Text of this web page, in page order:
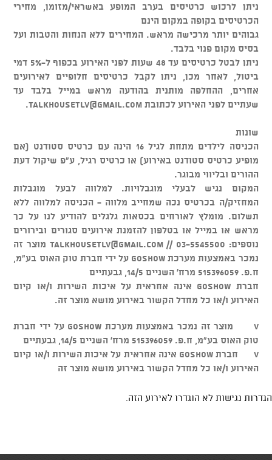
ניתן לרכוש כרטיסים בערב המופע באשראי/מזומן, מחירי
הכרטיסים בקופה במקום הינם
גבוהים יותר מרכישה מראש. המחירים ללא הנחות והטבות ועל
בסיס מקום פנוי בלבד.
ניתן לבטל כרטיסים עד 48 שעות לפני האירוע בכפוף ל-5% דמי
ביטול, לאחר מכן, ניתן לקבל כרטיסים חלופיים לאירועים
אחרים, ההחלפה מותנית בהודעה מראש במייל בלבד עד
שעתיים לפני האירוע לכתובתtalkhousetlv@gmail.com
.
שונות
הכניסה לילדים מתחת לגיל 16 הינה עם כרטיס סטודנט (אם
מופיע כרטיס סטודנט באירוע) או כרטיס רגיל, ע"פ שיקול דעת
ההורים ובליווי מבוגר.
המקום נגיש לבעלי מוגבלויות. למלווה לבעל מוגבלות
המחזיק/ה בכרטיס נכה שמחייב מלווה - הכניסה למלווה ללא
תשלום. מומלץ לאורחים בכסאות גלגלים להודיע לנו על כך
מראש או במייל או בטלפון להזמנת אירועים סגורים ובירורים
נוספים: 03-5545500 //
talkhousetlv@gmail.com מוצר זה
נמכר באמצעות מערכת GOSHOW על ידי חברת טוק האוס בע"מ,
ח.פ. 515396059 מרח' השניים 14/5, גבעתיים
חברת GOSHOW אינה אחראית על איכות השירות ו/או קיום
האירוע ו/או כל מחדל הקשור באירוע מושא מוצר זה.
v מוצר זה נמכר באמצעות מערכת GOSHOW על ידי חברת
טוק האוס בע"מ, ח.פ. 515396059 מרח' השניים 14/5, גבעתיים
v חברת GOSHOW אינה אחראית על איכות השירות ו/או קיום
האירוע ו/או כל מחדל הקשור באירוע מושא מוצר זה
הגדרות נגישות לא הוגדרו לאירוע הזה.